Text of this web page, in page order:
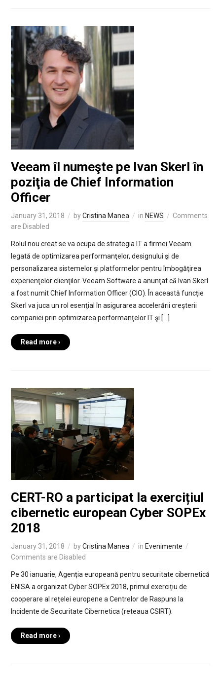
Veeam îl numeşte pe Ivan Skerl în
poziţia de Chief Information
Officer
January 31, 2018 byCristina Manea in NEWS
Comments
are Disabled
Rolul nou creat se va ocupa de strategia IT a firmei Veeam
legată de optimizarea performanţelor, designului şi de
personalizarea sistemelor şi platformelor pentru îmbogăţirea
experienţelor clienţilor. Veeam Software a anunţat că Ivan Skerl
a fost numit Chief Information Officer (CIO). În această funcție
Skerl va juca un rol esenţial în asigurarea accelerării creşterii
companiei prin optimizarea performanţelor IT şi […]
Read more ›
CERT-RO a participat la exercițiul
cibernetic european Cyber SOPEx
2018
January 31, 2018 byCristina Manea in Evenimente
Comments are Disabled
Pe 30 ianuarie, Agenția europeană pentru securitate cibernetică
ENISA a organizat Cyber SOPEx 2018, primul exercițiu de
cooperare al rețelei europene a Centrelor de Raspuns la
Incidente de Securitate Cibernetica (reteaua CSIRT).
Read more ›